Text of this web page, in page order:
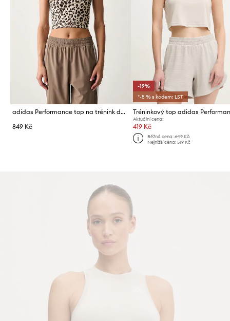
adidas Performance top na trénink dámský Essentials
849 Kč
-19%
*-5 % s kódem: LST
Aktuální cena:
419 Kč
Běžná cena: 649 Kč
Nejnižší cena: 519 Kč